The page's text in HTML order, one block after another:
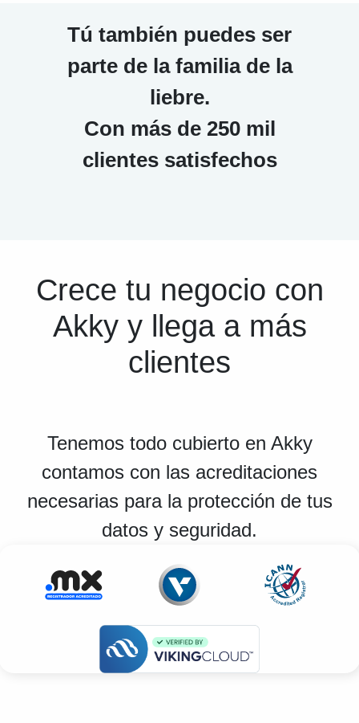
Tú también puedes ser
parte de la familia de la
liebre.
Con más de 250 mil
clientes satisfechos
Crece tu negocio con
Akky y llega a más
clientes
Tenemos todo cubierto en Akky
contamos con las acreditaciones
necesarias para la protección de tus
datos y seguridad.